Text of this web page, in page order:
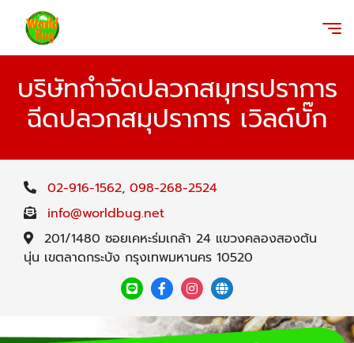
บริษัทกำจัดปลวกสมุทรปราการ
ฉีดปลวกสมุปราการ เวิลด์บั๊ก
02-916-1562, 098-268-2524
info@worldbug.net
201/1480 ซอยเคหะร่มเกล้า 24 แขวงคลองสองต้น
นุ่น เขตลาดกระบัง กรุงเทพมหานคร 10520